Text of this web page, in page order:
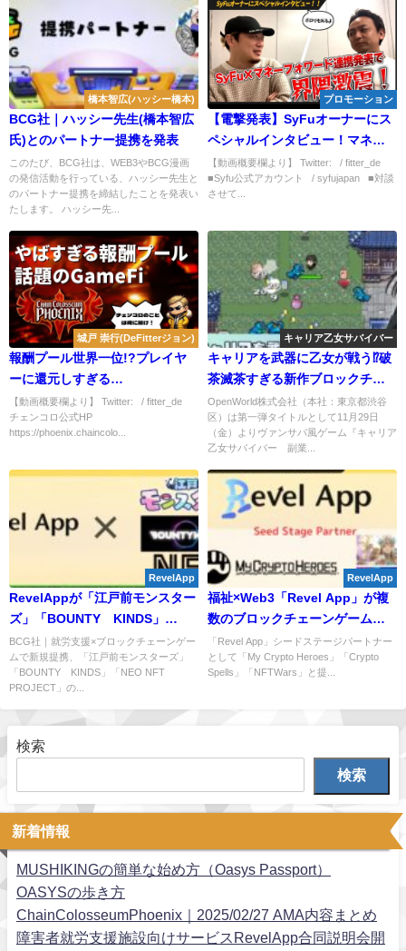
橋本智広(ハッシー橋本)
BCG社｜ハッシー先生(橋本智広
氏)とのパートナー提携を発表
このたび、BCG社は、WEB3やBCG漫画
の発信活動を行っている、ハッシー先生と
のパートナー提携を締結したことを発表い
たします。 ハッシー先...
プロモーション
【電撃発表】SyFuオーナーにス
ペシャルインタビュー！マネー
フォワードと連携はヤバすぎだ
ろ！！
【動画概要欄より】 Twitter: / fitter_de
■Syfu公式アカウント / syfujapan ■対談
させて...
城戸 崇行(DeFitterジョン)
報酬プール世界一位!?プレイヤ
ーに還元しすぎる
GAMEFI「ChainColosseumPhoenix」
の始め方解説 #チェンコロ
【動画概要欄より】 Twitter: / fitter_de
チェンコロ公式HP
https://phoenix.chaincolo...
キャリア乙女サバイバー
キャリアを武器に乙女が戦う⁉破
茶滅茶すぎる新作ブロックチェ
ーンゲーム『キャリア乙女サバ
イバー 副業は魔界時間⁉』リリー
ス決定。ゲーム概要の紹介
OpenWorld株式会社（本社：東京都渋谷
区）は第一弾タイトルとして11月29日
（金）よりヴァンサバ風ゲーム『キャリア
乙女サバイバー 副業...
RevelApp
RevelAppが「江戸前モンスター
ズ」「BOUNTY KINDS」
「NEO NFT PROJECT」と業務
提携
BCG社｜就労支援×ブロックチェーンゲー
ムで新規提携、「江戸前モンスターズ」
「BOUNTY KINDS」「NEO NFT
PROJECT」の...
RevelApp
福祉×Web3「Revel App」が複
数のブロックチェーンゲームと
パートナーシップ締結を発表！
「Revel App」シードステージパートナー
として「My Crypto Heroes」「Crypto
Spells」「NFTWars」と提...
検索
検索
新着情報
MUSHIKINGの簡単な始め方（Oasys Passport）
OASYSの歩き方
ChainColosseumPhoenix｜2025/02/27 AMA内容まとめ
障害者就労支援施設向けサービスRevelApp合同説明会開